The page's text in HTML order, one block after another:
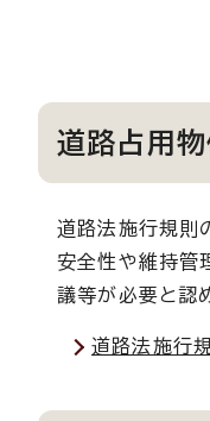
道路占用
道路法施行規則
安全性や維持管
議等が必要と認
道路法施行